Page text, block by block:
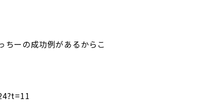
ちーの成功例があるからこ